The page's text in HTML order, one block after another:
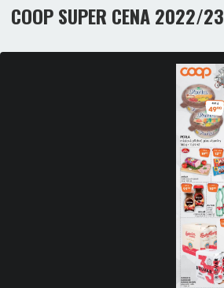
COOP SUPER CENA 2022/23